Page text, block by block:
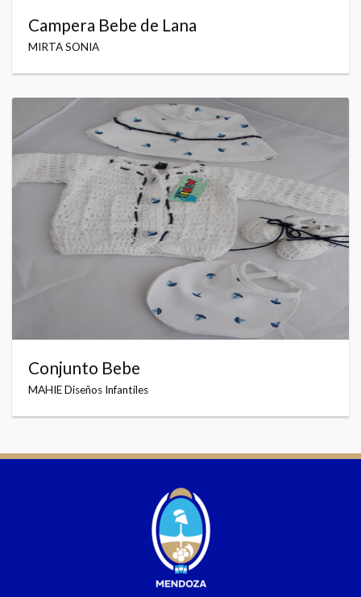
Campera Bebe de Lana
MIRTA SONIA
Conjunto Bebe
MAHIE Diseños Infantiles